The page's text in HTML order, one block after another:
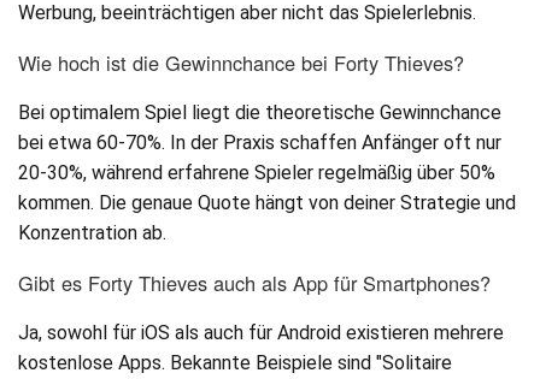
Werbung, beeinträchtigen aber nicht das Spielerlebnis.
Wie hoch ist die Gewinnchance bei Forty Thieves?
Bei optimalem Spiel liegt die theoretische Gewinnchance
bei etwa 60-70%. In der Praxis schaffen Anfänger oft nur
20-30%, während erfahrene Spieler regelmäßig über 50%
kommen. Die genaue Quote hängt von deiner Strategie und
Konzentration ab.
Gibt es Forty Thieves auch als App für Smartphones?
Ja, sowohl für iOS als auch für Android existieren mehrere
kostenlose Apps. Bekannte Beispiele sind "Solitaire